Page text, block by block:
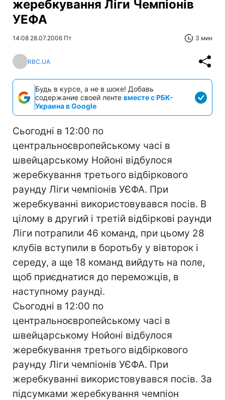
жеребкування Ліги Чемпіонів
УЕФА
14:08 28.07.2006 Пт 3 мин
RBC.UA
Будь в курсе, а не в шоке! Добавь
содержание своей ленте вместе с РБК-
Украина в Google
Сьогодні в 12:00 по
центральноєвропейському часі в
швейцарському Нойоні відбулося
жеребкування третього відбіркового
раунду Ліги чемпіонів УЄФА. При
жеребкуванні використовувався посів. В
цілому в другий і третій відбіркові раунди
Ліги потрапили 46 команд, при цьому 28
клубів вступили в боротьбу у вівторок і
середу, а ще 18 команд вийдуть на поле,
щоб приєднатися до переможців, в
наступному раунді.
Сьогодні в 12:00 по
центральноєвропейському часі в
швейцарському Нойоні відбулося
жеребкування третього відбіркового
раунду Ліги чемпіонів УЄФА. При
жеребкуванні використовувався посів. За
підсумками жеребкування чемпіон